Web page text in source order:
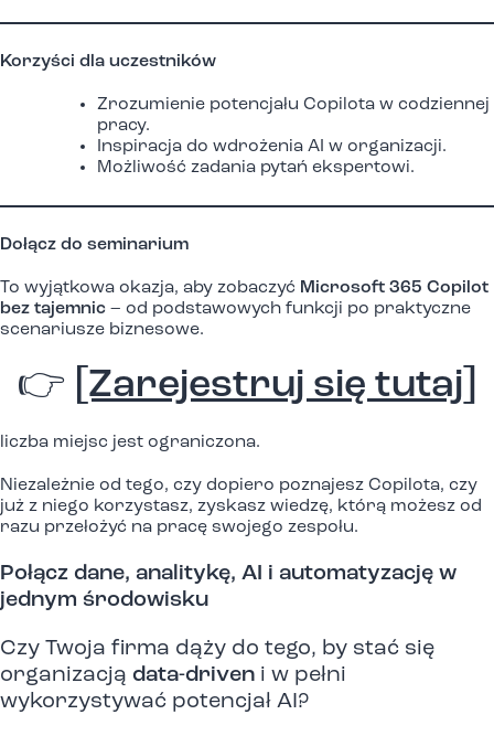
Korzyści dla uczestników
Zrozumienie potencjału Copilota w codziennej
pracy.
Inspiracja do wdrożenia AI w organizacji.
Możliwość zadania pytań ekspertowi.
Dołącz do seminarium
To wyjątkowa okazja, aby zobaczyć Microsoft 365 Copilot
bez tajemnic – od podstawowych funkcji po praktyczne
scenariusze biznesowe.
👉 [Zarejestruj się tutaj]
liczba miejsc jest ograniczona.
Niezależnie od tego, czy dopiero poznajesz Copilota, czy
już z niego korzystasz, zyskasz wiedzę, którą możesz od
razu przełożyć na pracę swojego zespołu.
Połącz dane, analitykę, AI i automatyzację w
jednym środowisku
Czy Twoja firma dąży do tego, by stać się
organizacją data-driven i w pełni
wykorzystywać potencjał AI?